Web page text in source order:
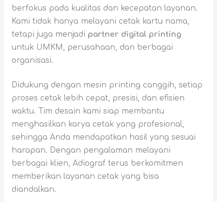
berfokus pada kualitas dan kecepatan layanan.
Kami tidak hanya melayani cetak kartu nama,
tetapi juga menjadi partner digital printing
untuk UMKM, perusahaan, dan berbagai
organisasi.
Didukung dengan mesin printing canggih, setiap
proses cetak lebih cepat, presisi, dan efisien
waktu. Tim desain kami siap membantu
menghasilkan karya cetak yang profesional,
sehingga Anda mendapatkan hasil yang sesuai
harapan. Dengan pengalaman melayani
berbagai klien, Adiograf terus berkomitmen
memberikan layanan cetak yang bisa
diandalkan.